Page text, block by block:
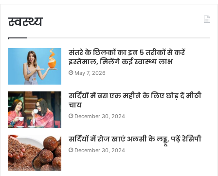
स्वस्थ्य
संतरे के छिलकों का इन 5 तरीकों से करें
इस्तेमाल, मिलेंगे कई स्वास्थ्य लाभ
May 7, 2026
सर्दियों में बस एक महीने के लिए छोड़ दें मीठी
चाय
December 30, 2024
सर्दियों में रोज खाएं अलसी के लड्डू, पढ़ें रेसिपी
December 30, 2024